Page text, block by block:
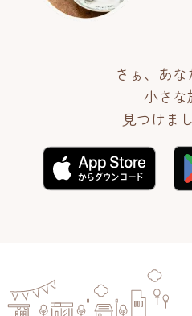
さぁ、あ
小さな
見つけま